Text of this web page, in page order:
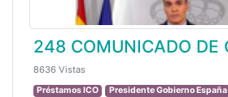
8636 Vistas
Préstamos ICO Presidente Gobierno España